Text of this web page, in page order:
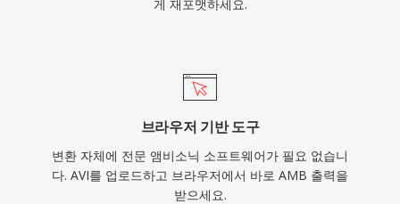
게 재포맷하세요.
브라우저 기반 도구
변환 자체에 전문 앰비소닉 소프트웨어가 필요 없습니
다. AVI를 업로드하고 브라우저에서 바로 AMB 출력을
받으세요.